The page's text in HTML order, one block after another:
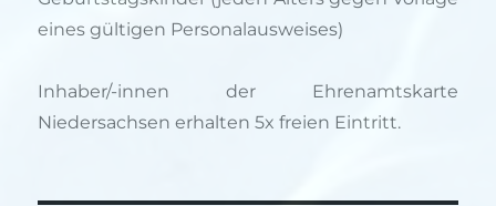
eines gültigen Personalausweises)
Inhaber/-innen der Ehrenamtskarte
Niedersachsen erhalten 5x freien Eintritt.